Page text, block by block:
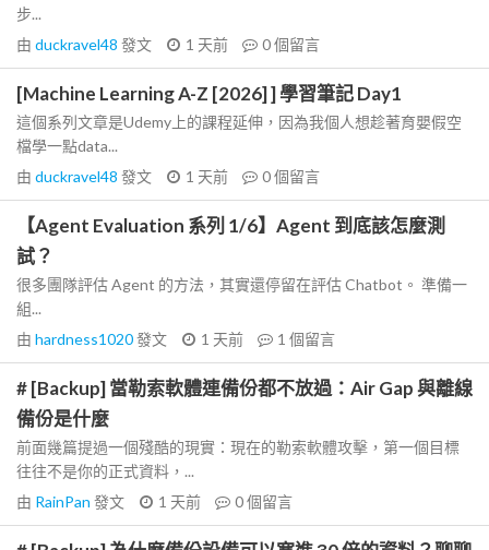
步...
由 duckravel48 發文 1 天前 0個留言
[Machine Learning A-Z [2026] ] 學習筆記 Day1
這個系列文章是Udemy上的課程延伸，因為我個人想趁著育嬰假空
檔學一點data...
由 duckravel48 發文 1 天前 0個留言
【Agent Evaluation 系列 1/6】Agent 到底該怎麼測
試？
很多團隊評估 Agent 的方法，其實還停留在評估 Chatbot。 準備一
組...
由 hardness1020發文 1 天前 1 個留言
# [Backup] 當勒索軟體連備份都不放過：Air Gap 與離線
備份是什麼
前面幾篇提過一個殘酷的現實：現在的勒索軟體攻擊，第一個目標
往往不是你的正式資料，...
由 RainPan 發文 1 天前 0個留言